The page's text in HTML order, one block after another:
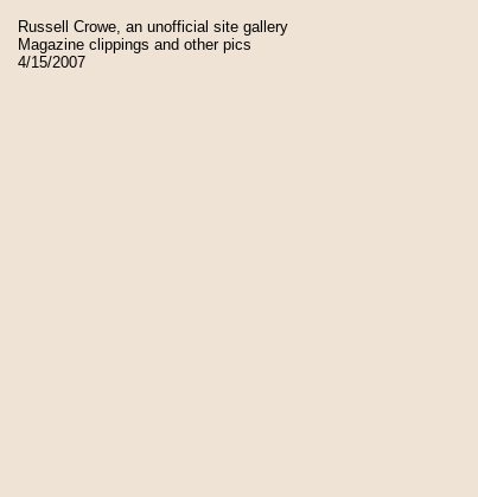
Russell Crowe, an unofficial site gallery
Magazine clippings and other pics
4/15/2007